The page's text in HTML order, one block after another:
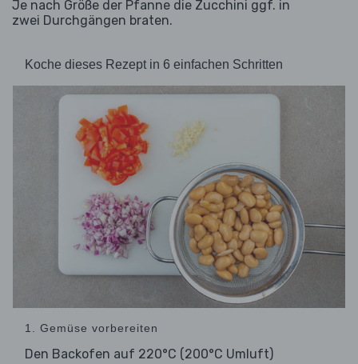
Je nach Größe der Pfanne die Zucchini ggf. in
zwei Durchgängen braten.
Koche dieses Rezept in 6 einfachen Schritten
1. Gemüse vorbereiten
Den Backofen auf 220°C (200°C Umluft)